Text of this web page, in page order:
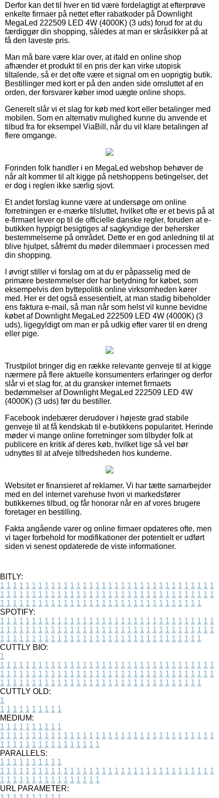
Derfor kan det til hver en tid være fordelagtigt at efterprøve
enkelte firmaer på nettet efter rabatkoder på Downlight
MegaLed 222509 LED 4W (4000K) (3 uds) forud for at du
færdiggør din shopping, således at man er skråsikker på at
få den laveste pris.
Man må bare være klar over, at ifald en online shop
afhænder et produkt til en pris der kan virke utopisk
tiltalende, så er det ofte være et signal om en uoprigtig butik.
Bestillinger med kort er på den anden side omsluttet af en
orden, der forsvarer køber imod uægte online shops.
Generelt slår vi et slag for køb med kort eller betalinger med
mobilen. Som en alternativ mulighed kunne du anvende et
tilbud fra for eksempel ViaBill, når du vil klare betalingen af
flere omgange.
Forinden folk handler i en MegaLed webshop behøver de
når alt kommer til alt kigge på netshoppens betingelser, det
er dog i reglen ikke særlig sjovt.
Et andet forslag kunne være at undersøge om online
forretningen er e-mærke tilsluttet, hvilket ofte er et bevis på at
e-firmaet lever op til de officielle danske regler, foruden at e-
butikken hyppigt besigtiges af sagkyndige der behersker
bestemmelserne på området. Dette er en god anledning til at
blive hjulpet, såfremt du møder dilemmaer i processen med
din shopping.
I øvrigt stiller vi forslag om at du er påpasselig med de
primære bestemmelser der har betydning for købet, som
eksempelvis den byttepolitik online virksomheden kører
med. Her er det også essesentielt, at man stadig bibeholder
ens faktura e-mail, så man når som helst vil kunne bevidne
købet af Downlight MegaLed 222509 LED 4W (4000K) (3
uds), ligegyldigt om man er på udkig efter varer til en dreng
eller pige.
Trustpilot bringer dig en række relevante genveje til at kigge
nærmere på flere aktuelle konsumenters erfaringer og derfor
slår vi et slag for, at du gransker internet firmaets
bedømmelser af Downlight MegaLed 222509 LED 4W
(4000K) (3 uds) før du bestiller.
Facebook indebærer derudover i højeste grad stabile
genveje til at få kendskab til e-butikkens popularitet. Herinde
møder vi mange online forretninger som tilbyder folk at
publicere en kritik af deres køb, hvilket lige så vel bør
udnyttes til at afveje tilfredsheden hos kunderne.
Websitet er finansieret af reklamer. Vi har tætte samarbejder
med en del internet varehuse hvori vi markedsfører
butikkernes tilbud, og får honorar når en af vores brugere
foretager en bestilling.
Fakta angående varer og online firmaer opdateres ofte, men
vi tager forbehold for modifikationer der potentielt er udført
siden vi senest opdaterede de viste informationer.
BITLY:
1 1 1 1 1 1 1 1 1 1 1 1 1 1 1 1 1 1 1 1 1 1 1 1 1 1 1 1 1 1 1 1 1 1
1 1 1 1 1 1 1 1 1 1 1 1 1 1 1 1 1 1 1 1 1 1 1 1 1 1 1 1 1 1 1 1 1 1
1 1 1 1 1 1 1 1 1 1 1 1 1 1 1 1 1 1 1 1 1 1 1 1 1 1 1 1 1 1 1 1
SPOTIFY:
1 1 1 1 1 1 1 1 1 1 1 1 1 1 1 1 1 1 1 1 1 1 1 1 1 1 1 1 1 1 1 1 1 1
1 1 1 1 1 1 1 1 1 1 1 1 1 1 1 1 1 1 1 1 1 1 1 1 1 1 1 1 1 1 1 1 1 1
1 1 1 1 1 1 1 1 1 1 1 1 1 1 1 1 1 1 1 1 1 1 1 1 1 1 1 1 1 1 1 1
CUTTLY BIO:
1
1 1 1 1 1 1 1 1 1 1 1 1 1 1 1 1 1 1 1 1 1 1 1 1 1 1 1 1 1 1 1 1 1 1
1 1 1 1 1 1 1 1 1 1 1 1 1 1 1 1 1 1 1 1 1 1 1 1 1 1 1 1 1 1 1 1 1 1
1 1 1 1 1 1 1 1 1 1 1 1 1 1 1 1 1 1 1 1 1 1 1 1 1 1 1 1 1 1 1 1
CUTTLY OLD:
1
1 1 1 1 1 1 1 1 1 1
MEDIUM:
1 1 1 1 1 1 1 1 1 1
1 1 1 1 1 1 1 1 1 1 1 1 1 1 1 1 1 1 1 1 1 1 1 1 1 1 1 1 1 1 1 1 1 1
1 1 1 1 1 1 1 1 1 1 1 1 1 1 1 1
PARALLELS:
1 1 1 1 1 1 1 1 1 1
1 1 1 1 1 1 1 1 1 1 1 1 1 1 1 1 1 1 1 1 1 1 1 1 1 1 1 1 1 1 1 1 1 1
1 1 1 1 1 1 1 1 1 1 1 1 1 1 1 1
URL PARAMETER: